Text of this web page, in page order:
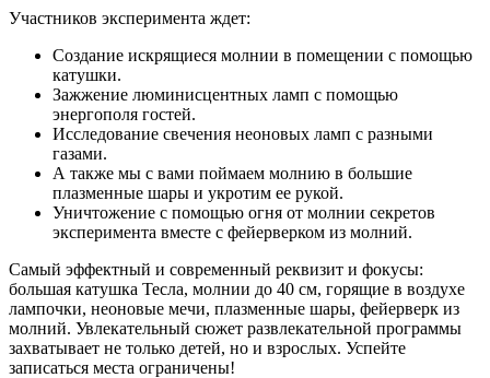
Участников эксперимента ждет:
Создание искрящиеся молнии в помещении с помощью
катушки.
Зажжение люминисцентных ламп с помощью
энергополя гостей.
Исследование свечения неоновых ламп с разными
газами.
А также мы с вами поймаем молнию в большие
плазменные шары и укротим ее рукой.
Уничтожение с помощью огня от молнии секретов
эксперимента вместе с фейерверком из молний.
Самый эффектный и современный реквизит и фокусы:
большая катушка Тесла, молнии до 40 см, горящие в воздухе
лампочки, неоновые мечи, плазменные шары, фейерверк из
молний. Увлекательный сюжет развлекательной программы
захватывает не только детей, но и взрослых. Успейте
записаться места ограничены!